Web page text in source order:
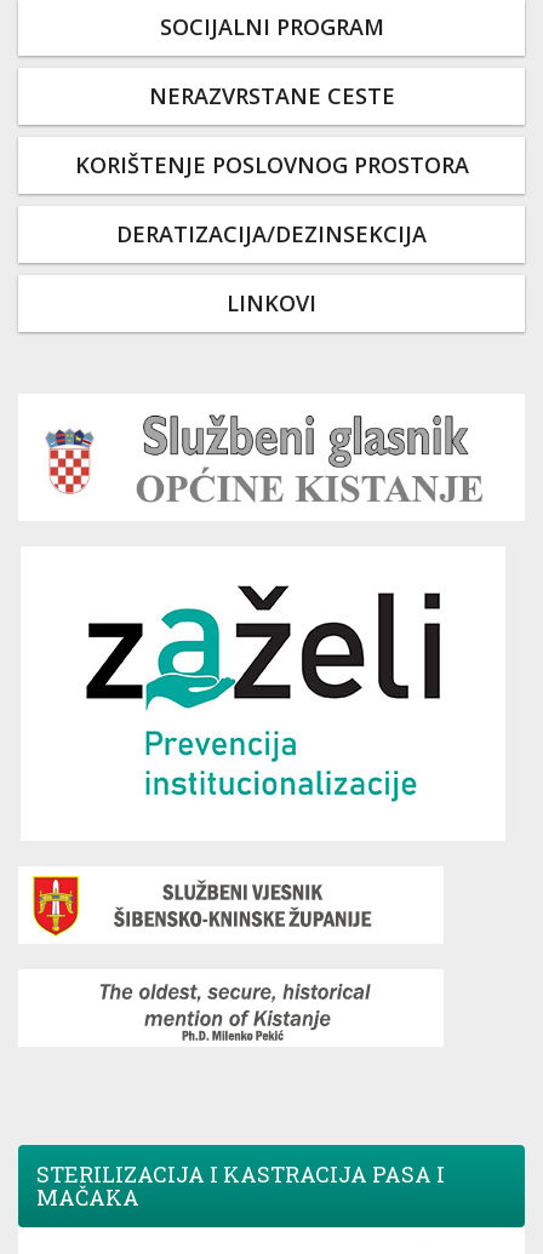
SOCIJALNI PROGRAM
NERAZVRSTANE CESTE
KORIŠTENJE POSLOVNOG PROSTORA
DERATIZACIJA/DEZINSEKCIJA
LINKOVI
STERILIZACIJA I KASTRACIJA PASA I
MAČAKA